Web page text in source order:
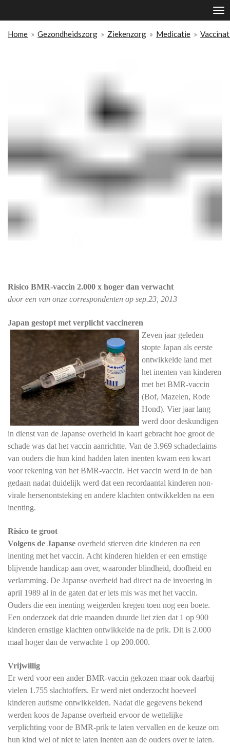
direct
naar
Home » Gezondheidszorg » Ziekenzorg » Medicatie »
Risico BMR-vaccin 2.000 x hoger dan verwacht
door een van onze correspondenten op sep.23, 2013
Japan gestopt met verplicht vaccineren
Zeven jaar geleden
stopte Japan als eerste
ontwikkelde land met
het inenten van kinderen
met het BMR-vaccin
(Bof, Mazelen, Rode
Hond). Vier jaar lang
werd door deskundigen
in dienst van de Japanse overheid in kaart gebracht hoe groot de
schade was dat het vaccin aanrichtte. Van de 3.969 schadeclaims
van ouders die hun kind hadden laten inenten kwam een kwart
voor rekening van het BMR-vaccin. Het vaccin werd in de ban
gedaan nadat duidelijk werd dat een recordaantal kinderen non-
virale hersenontsteking en andere klachten ontwikkelden na een
inenting.
Risico te groot
Volgens de Japanse overheid stierven drie kinderen na een
inenting met het vaccin. Acht kinderen hielden er een ernstige
blijvende handicap aan over, waaronder blindheid, doofheid en
verlamming. De Japanse overheid had direct na de invoering in
april 1989 al in de gaten dat er iets mis was met het vaccin.
Ouders die een inenting weigerden kregen toen nog een boete.
Een onderzoek dat drie maanden duurde liet zien dat 1 op 900
kinderen ernstige klachten ontwikkelde na de prik. Dit is 2.000
maal hoger dan de verwachte 1 op 200.000.
Vrijwillig
Er werd voor een ander BMR-vaccin gekozen maar ook daarbij
vielen 1.755 slachtoffers. Er werd niet onderzocht hoeveel
kinderen autisme ontwikkelden. Nadat die gegevens bekend
werden koos de Japanse overheid ervoor de wettelijke
verplichting voor de BMR-prik te laten vervallen en de keuze om
hun kind wel of niet te laten inenten aan de ouders over te laten.